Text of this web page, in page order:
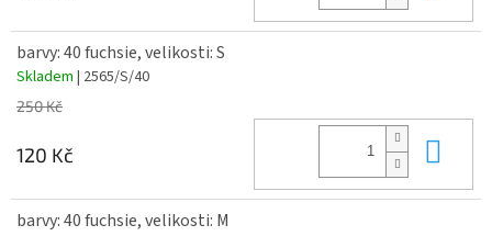
barvy: 40 fuchsie, velikosti: S
Skladem | 2565/S/40
250 Kč
120 Kč
barvy: 40 fuchsie, velikosti: M